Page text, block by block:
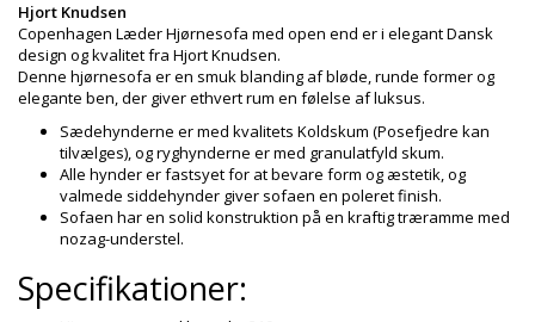
Hjort Knudsen
Copenhagen Læder Hjørnesofa med open end er i elegant Dansk
design og kvalitet fra Hjort Knudsen.
Denne hjørnesofa er en smuk blanding af bløde, runde former og
elegante ben, der giver ethvert rum en følelse af luksus.
Sædehynderne er med kvalitets Koldskum (Posefjedre kan
tilvælges), og ryghynderne er med granulatfyld skum.
Alle hynder er fastsyet for at bevare form og æstetik, og
valmede siddehynder giver sofaen en poleret finish.
Sofaen har en solid konstruktion på en kraftig træramme med
nozag-understel.
Specifikationer: